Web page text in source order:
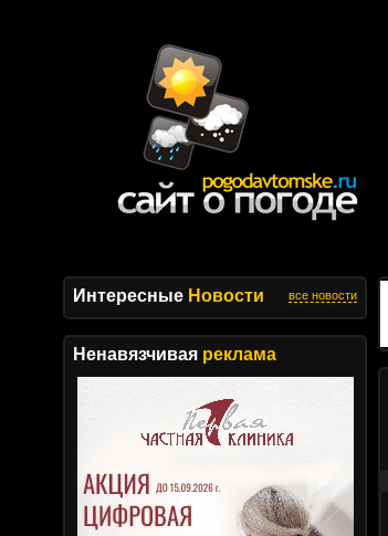
Интересные Новости все новости
Ненавязчивая реклама